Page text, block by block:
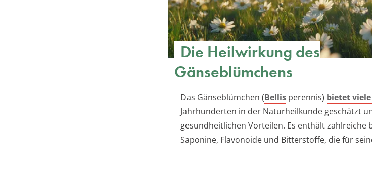
Die Heilwirkung des
Gänseblümchens
Das Gänseblümchen (Bellis perennis) bietet
Jahrhunderten in der Naturheilkunde geschätzt
gesundheitlichen Vorteilen. Es enthält zahlreiche
Saponine, Flavonoide und Bitterstoffe, die für